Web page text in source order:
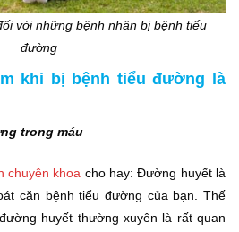
với những bệnh nhân bị bệnh tiểu
đường
khi bị bệnh tiểu đường là
trong máu
chuyên khoa cho hay: Đường huyết là
căn bệnh tiểu đường của bạn. Thế
huyết thường xuyên là rất quan